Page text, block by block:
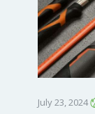
July 23, 2024